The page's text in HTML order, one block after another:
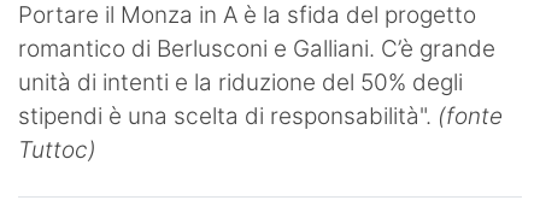
News
Turismo
Eventi
Portare il Monza in A è la sfida del progetto
romantico di Berlusconi e Galliani. C’è grande
unità di intenti e la riduzione del 50% degli
stipendi è una scelta di responsabilità". (fonte
Tuttoc)